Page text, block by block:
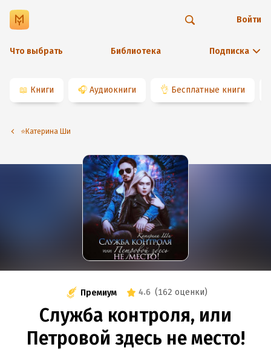
Что выбрать Библиотека Подписка
Войти
📖 Книги 🎧 Аудиокниги 👌 Бесплатные книги
⭐️Катерина Ши
Премиум 4.6 (162 оценки)
Служба контроля, или
Петровой здесь не место!